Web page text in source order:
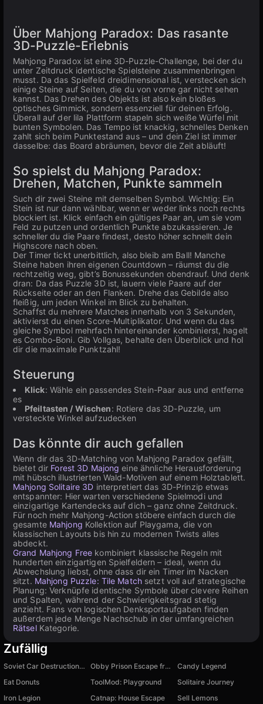
Über Mahjong Paradox: Das rasante
3D-Puzzle-Erlebnis
Mahjong Paradox ist eine 3D-Puzzle-Challenge, bei der du
unter Zeitdruck identische Spielsteine zusammenbringen
musst. Da das Spielfeld dreidimensional ist, verstecken sich
einige Steine auf Seiten, die du von vorne gar nicht sehen
kannst. Das Drehen des Objekts ist also kein bloßes
optisches Gimmick, sondern essenziell für deinen Erfolg.
Überall auf der lila Plattform stapeln sich weiße Würfel mit
bunten Symbolen. Das Tempo ist knackig, schnelles Denken
zahlt sich beim Punktestand aus – und dein Ziel ist immer
dasselbe: das Board abräumen, bevor die Zeit abläuft!
So spielst du Mahjong Paradox:
Drehen, Matchen, Punkte sammeln
Such dir zwei Steine mit demselben Symbol. Wichtig: Ein
Stein ist nur dann wählbar, wenn er weder links noch rechts
blockiert ist. Klick einfach ein gültiges Paar an, um sie vom
Feld zu putzen und ordentlich Punkte abzukassieren. Je
schneller du die Paare findest, desto höher schnellt dein
Highscore nach oben.
Der Timer tickt unerbittlich, also bleib am Ball! Manche
Steine haben ihren eigenen Countdown – räumst du die
rechtzeitig weg, gibt’s Bonussekunden obendrauf. Und denk
dran: Da das Puzzle 3D ist, lauern viele Paare auf der
Rückseite oder an den Flanken. Drehe das Gebilde also
fleißig, um jeden Winkel im Blick zu behalten.
Schaffst du mehrere Matches innerhalb von 3 Sekunden,
aktivierst du einen Score-Multiplikator. Und wenn du das
gleiche Symbol mehrfach hintereinander kombinierst, hagelt
es Combo-Boni. Gib Vollgas, behalte den Überblick und hol
dir die maximale Punktzahl!
Steuerung
Klick: Wähle ein passendes Stein-Paar aus und entferne
es
Pfeiltasten / Wischen: Rotiere das 3D-Puzzle, um
versteckte Winkel aufzudecken
Das könnte dir auch gefallen
Wenn dir das 3D-Matching von Mahjong Paradox gefällt,
bietet dir Forest 3D Majong eine ähnliche Herausforderung
mit hübsch illustrierten Wald-Motiven auf einem Holztablett.
Mahjong Solitaire 3D interpretiert das 3D-Prinzip etwas
entspannter: Hier warten verschiedene Spielmodi und
einzigartige Kartendecks auf dich – ganz ohne Zeitdruck.
Für noch mehr Mahjong-Action stöbere einfach durch die
gesamte Mahjong Kollektion auf Playgama, die von
klassischen Layouts bis hin zu modernen Twists alles
abdeckt.
Grand Mahjong Free kombiniert klassische Regeln mit
hunderten einzigartigen Spielfeldern – ideal, wenn du
Abwechslung liebst, ohne dass dir ein Timer im Nacken
sitzt. Mahjong Puzzle: Tile Matchsetzt voll auf strategische
Planung: Verknüpfe identische Symbole über clevere Reihen
und Spalten, während der Schwierigkeitsgrad stetig
anzieht. Fans von logischen Denksportaufgaben finden
außerdem jede Menge Nachschub in der umfangreichen
RätselKategorie.
Zufällig
Soviet Car Destruction Sandbox Obby Prison Escape from Barry
Candy Legend
Eat Donuts
ToolMod: Playground
Solitaire Journey
Iron Legion
Catnap: House Escape
Sell Lemons